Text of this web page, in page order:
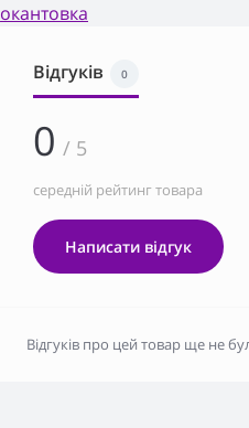
окантовка
Відгуків 0
0 / 5
середній рейтинг товара
Написати відгук
Відгуків про цей товар ще не